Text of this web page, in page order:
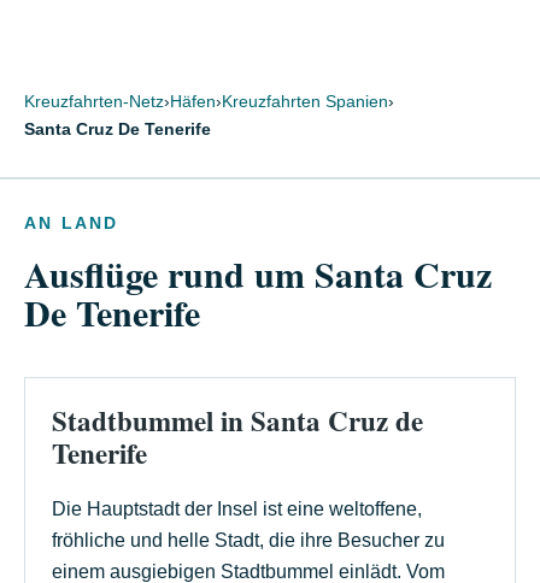
Kreuzfahrten-Netz›Häfen›Kreuzfahrten Spanien›
Santa Cruz De Tenerife
AN LAND
Ausflüge rund um Santa Cruz
De Tenerife
Stadtbummel in Santa Cruz de
Tenerife
Die Hauptstadt der Insel ist eine weltoffene,
fröhliche und helle Stadt, die ihre Besucher zu
einem ausgiebigen Stadtbummel einlädt. Vom